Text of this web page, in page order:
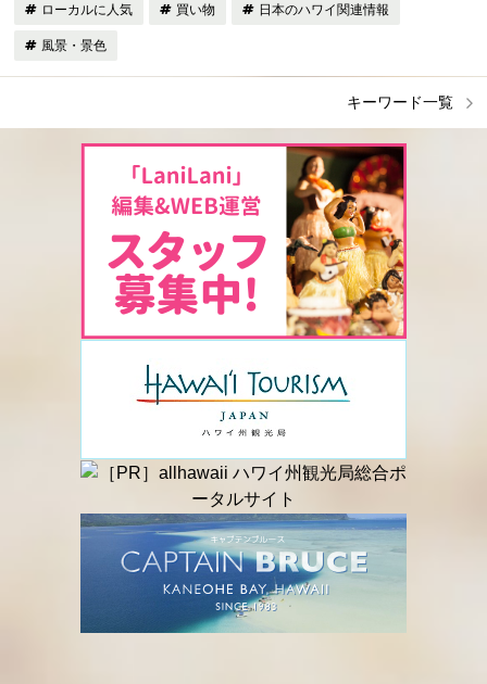
ローカルに人気 買い物 日本のハワイ関連情報
風景・景色
キーワード一覧